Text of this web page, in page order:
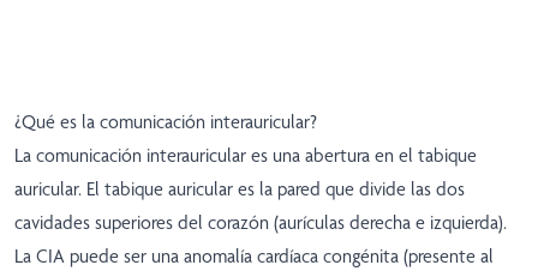
¿Qué es la comunicación interauricular?
La comunicación interauricular es una abertura en el tabique
auricular. El tabique auricular es la pared que divide las dos
cavidades superiores del corazón (aurículas derecha e izquierda).
La CIA puede ser una anomalía cardíaca congénita (presente al